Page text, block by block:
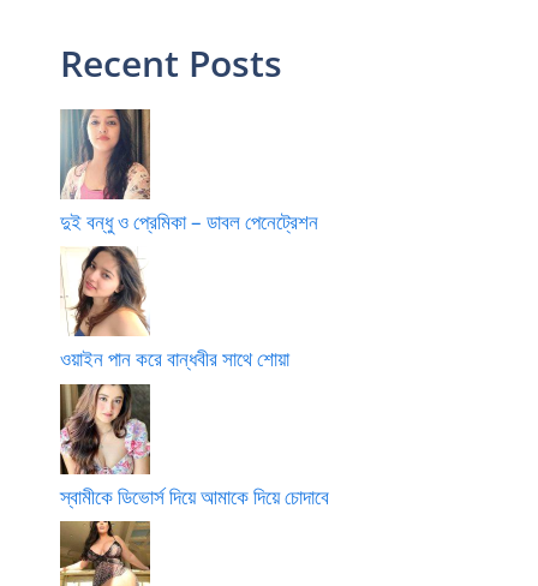
Recent Posts
দুই বন্ধু ও প্রেমিকা – ডাবল পেনেট্রেশন
ওয়াইন পান করে বান্ধবীর সাথে শোয়া
স্বামীকে ডিভোর্স দিয়ে আমাকে দিয়ে চোদাবে